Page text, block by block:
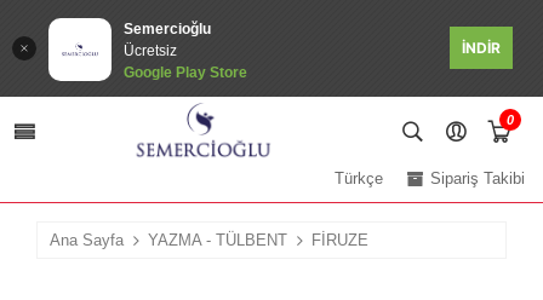
Semercioğlu
Ücretsiz
Google Play Store
İNDİR
0
Sipariş Takibi
Türkçe
Ana Sayfa YAZMA - TÜLBENT FİRUZE